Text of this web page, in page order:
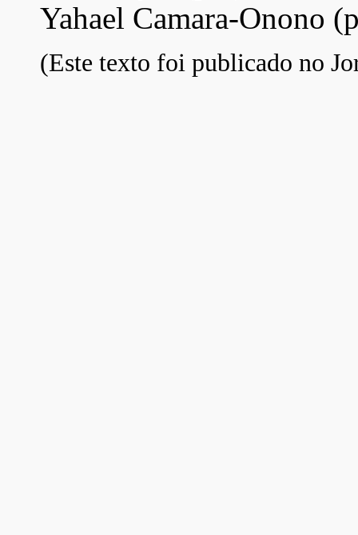
Yahael Camara-Onono
(Este texto foi publicado no